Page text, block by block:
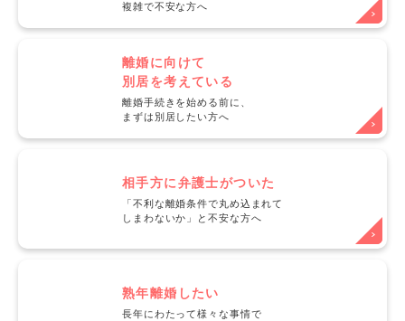
複雑で不安な方へ
離婚に向けて
別居を考えている
離婚手続きを始める前に、
まずは別居したい方へ
相手方に弁護士がついた
「不利な離婚条件で丸め込まれて
しまわないか」と不安な方へ
熟年離婚したい
長年にわたって様々な事情で